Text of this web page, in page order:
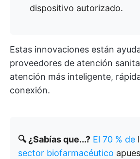
dispositivo autorizado.
Estas innovaciones están
proveedores de atención
atención más inteligente,
conexión.
🔍 ¿Sabías que...? El 70 % de
sector biofarmacéutico